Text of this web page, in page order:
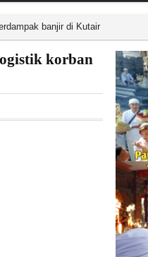
banjir di Kutair
korban